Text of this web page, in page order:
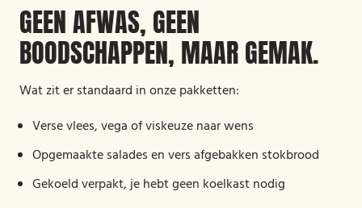
GEEN AFWAS, GEEN
BOODSCHAPPEN, MAAR GEMAK.
Wat zit er standaard in onze pakketten:
Verse vlees, vega of viskeuze naar wens
Opgemaakte salades en vers afgebakken stokbrood
Gekoeld verpakt, je hebt geen koelkast nodig